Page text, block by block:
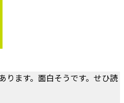
ります。面白そうです。せひ読